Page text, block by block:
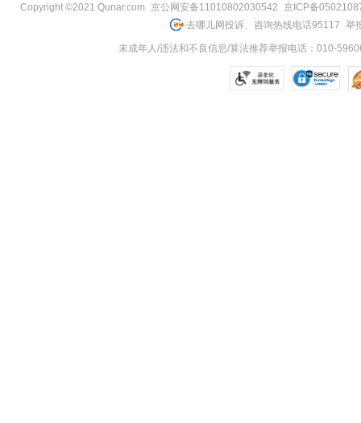
Copyright ©2021 Qunar.com 京公网安备11010802030542
京ICP备
去哪儿网投诉、咨询热线电话95117 举
未成年人/违法和不良信息/算法推荐举报电话：010-